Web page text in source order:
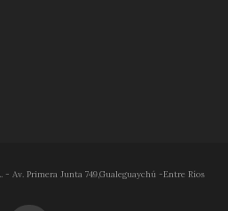
- Av. Primera Junta 749,Gualeguaychú -Entre Ríos